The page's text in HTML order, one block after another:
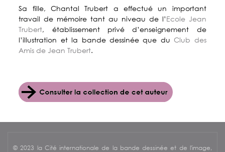
Sa fille, Chantal Trubert a effectué un important
travail de mémoire tant au niveau de l’Ecole Jean
Trubert, établissement privé d’enseignement de
l’illustration et la bande dessinée que duClub des
Amis de Jean Trubert.
© 2023 la Cité internationale de la bande dessinée et de l'image,